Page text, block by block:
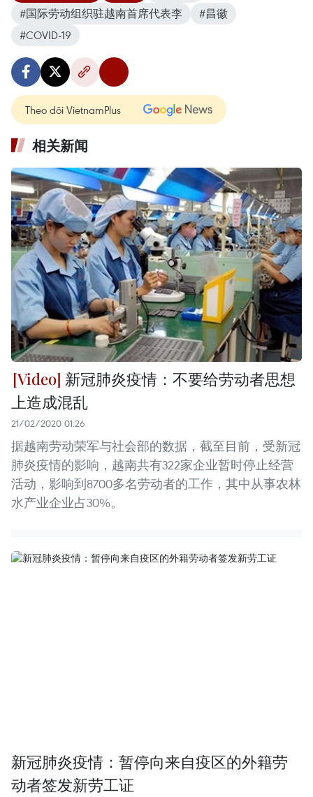
#国际劳动组织驻越南首席代表李
#昌徽
#COVID-19
Theo dõi VietnamPlus
相关新闻
新冠肺炎疫情：不要给劳动者思想
上造成混乱
21/02/2020 01:26
据越南劳动荣军与社会部的数据，截至目前，受新冠
肺炎疫情的影响，越南共有322家企业暂时停止经营
活动，影响到8700多名劳动者的工作，其中从事农林
水产业企业占30%。
新冠肺炎疫情：暂停向来自疫区的外籍劳
动者签发新劳工证